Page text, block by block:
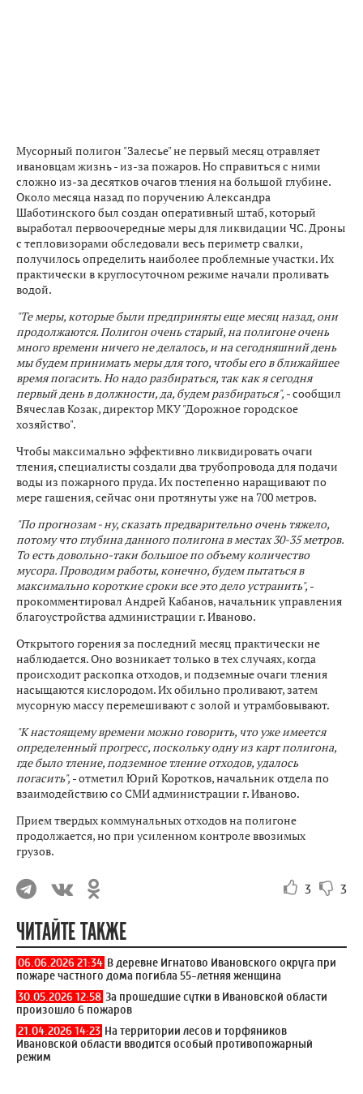
Мусорный полигон "Залесье" не первый месяц отравляет
ивановцам жизнь - из-за пожаров. Но справиться с ними
сложно из-за десятков очагов тления на большой глубине.
Около месяца назад по поручению Александра
Шаботинского был создан оперативный штаб, который
выработал первоочередные меры для ликвидации ЧС. Дроны
с тепловизорами обследовали весь периметр свалки,
получилось определить наиболее проблемные участки. Их
практически в круглосуточном режиме начали проливать
водой.
"Те меры, которые были предприняты еще месяц назад, они
продолжаются. Полигон очень старый, на полигоне очень
много времени ничего не делалось, и на сегодняшний день
мы будем принимать меры для того, чтобы его в ближайшее
время погасить. Но надо разбираться, так как я сегодня
первый день в должности, да, будем разбираться", - сообщил
Вячеслав Козак, директор МКУ "Дорожное городское
хозяйство".
Чтобы максимально эффективно ликвидировать очаги
тления, специалисты создали два трубопровода для подачи
воды из пожарного пруда. Их постепенно наращивают по
мере гашения, сейчас они протянуты уже на 700 метров.
"По прогнозам - ну, сказать предварительно очень тяжело,
потому что глубина данного полигона в местах 30-35 метров.
То есть довольно-таки большое по объему количество
мусора. Проводим работы, конечно, будем пытаться в
максимально короткие сроки все это дело устранить", -
прокомментировал Андрей Кабанов, начальник управления
благоустройства администрации г. Иваново.
Открытого горения за последний месяц практически не
наблюдается. Оно возникает только в тех случаях, когда
происходит раскопка отходов, и подземные очаги тления
насыщаются кислородом. Их обильно проливают, затем
мусорную массу перемешивают с золой и утрамбовывают.
"К настоящему времени можно говорить, что уже имеется
определенный прогресс, поскольку одну из карт полигона,
где было тление, подземное тление отходов, удалось
погасить", - отметил Юрий Коротков, начальник отдела по
взаимодействию со СМИ администрации г. Иваново.
Прием твердых коммунальных отходов на полигоне
продолжается, но при усиленном контроле ввозимых
грузов.
3 3
ЧИТАЙТЕ ТАКЖЕ
06.06.2026 21:34 В деревне Игнатово Ивановского округа при
пожаре частного дома погибла 55-летняя женщина
30.05.2026 12:58 За прошедшие сутки в Ивановской области
произошло 6 пожаров
21.04.2026 14:23 На территории лесов и торфяников
Ивановской области вводится особый противопожарный
режим